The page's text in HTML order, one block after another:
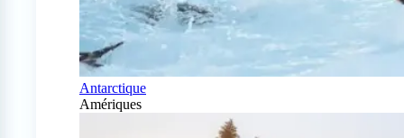
Antarctique
Amériques